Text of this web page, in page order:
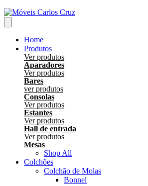
Home
Produtos
Ver produtos
Aparadores
Ver produtos
Bares
ver produtos
Consolas
Ver produtos
Estantes
Ver produtos
Hall de entrada
Ver produtos
Mesas
Shop All
Colchões
Colchão de Molas
Bonnel